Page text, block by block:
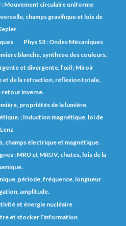
: Mouvement circulaire uniforme
champs gravifique et lois de
Phys S3 : Ondes Mécaniques
blanche, synthèse des couleurs.
et divergente, l’œil ; Miroir
et de la réfraction, réflexion totale,
retour inverse.
propriétés de la lumière.
; Induction magnétique, loi de
Lenz
champs électrique et magnétique.
: MRU et MRUV, chutes, lois de la
période, fréquence, longueur
amplitude.
et énergie nucléaire
et stocker l’information